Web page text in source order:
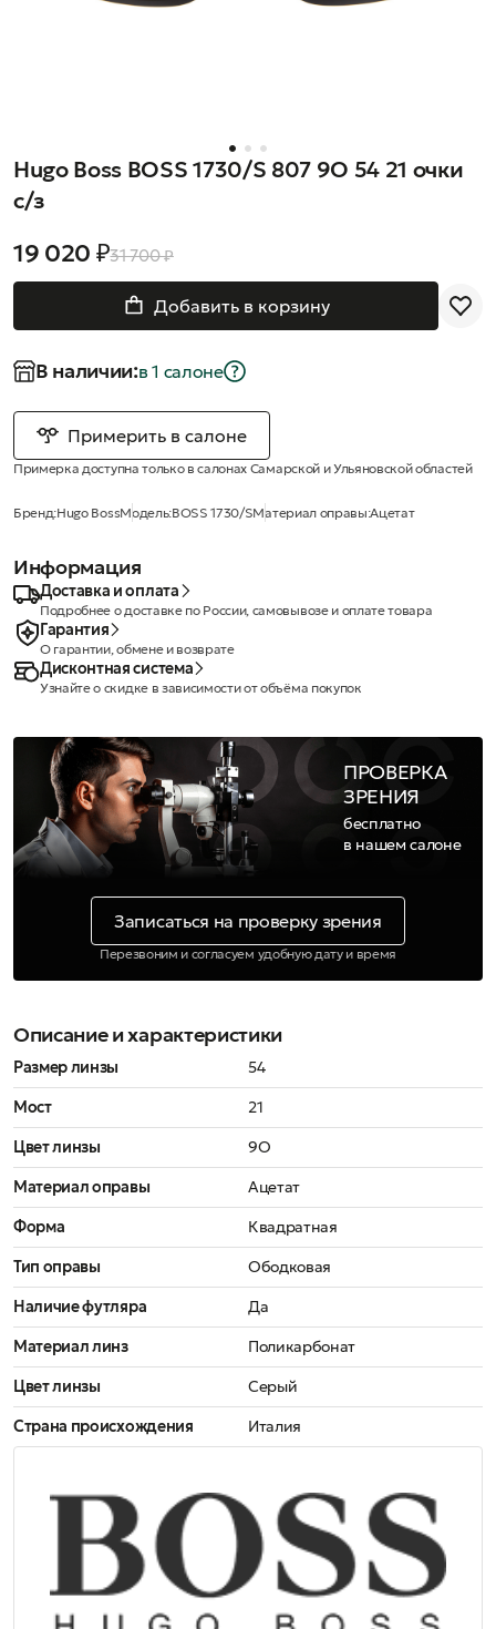
Hugo Boss BOSS 1730/S 807 9O 54 21 очки
с/з
19 020 ₽31 700 ₽
Добавить в корзину
В наличии:в 1 салонe
Примерить в салоне
Примерка доступна только в салонах Самарской и Ульяновской областей
Бренд:Hugo BossМодель:BOSS 1730/SМатериал оправы:Ацетат
Информация
Доставка и оплата
Подробнее о доставке по России, самовывозе и оплате товара
Гарантия
О гарантии, обмене и возврате
Дисконтная система
Узнайте о скидке в зависимости от объёма покупок
ПРОВЕРКА
ЗРЕНИЯ
бесплатно
в нашем салоне
Записаться на проверку зрения
Перезвоним и согласуем удобную дату и время
Описание и характеристики
Размер линзы
54
Мост
21
Цвет линзы
9O
Материал оправы
Ацетат
Форма
Квадратная
Тип оправы
Ободковая
Наличие футляра
Да
Материал линз
Поликарбонат
Цвет линзы
Серый
Страна происхождения
Италия